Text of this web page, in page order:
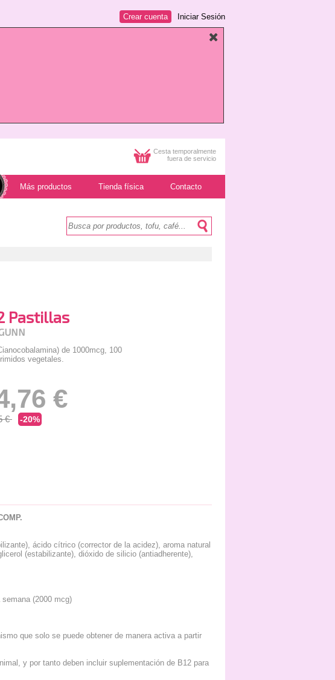
Iniciar Sesión
Crear cuenta
Cesta temporalmente
fuera de servicio
Más productos Tienda física Contacto
Pastillas
de 1000mcg, 100
vegetales.
€
€ -20%
ácido cítrico (corrector de la acidez), aroma natural
(estabilizante), dióxido de silicio (antiadherente),
(2000 mcg)
que solo se puede obtener de manera activa a partir
y por tanto deben incluir suplementación de B12 para